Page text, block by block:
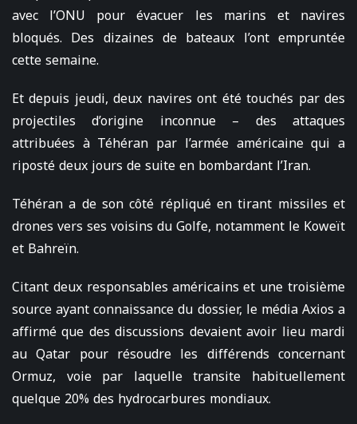
avec l’ONU pour évacuer les marins et navires
bloqués. Des dizaines de bateaux l’ont empruntée
cette semaine.
Et depuis jeudi, deux navires ont été touchés par des
projectiles d’origine inconnue – des attaques
attribuées à Téhéran par l’armée américaine qui a
riposté deux jours de suite en bombardant l’Iran.
Téhéran a de son côté répliqué en tirant missiles et
drones vers ses voisins du Golfe, notamment le Koweït
et Bahreïn.
Citant deux responsables américains et une troisième
source ayant connaissance du dossier, le média Axios a
affirmé que des discussions devaient avoir lieu mardi
au Qatar pour résoudre les différends concernant
Ormuz, voie par laquelle transite habituellement
quelque 20% des hydrocarbures mondiaux.